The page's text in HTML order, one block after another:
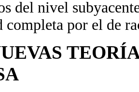
del nivel
completa por el de